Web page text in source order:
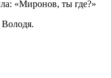
«Миронов, ты где?»